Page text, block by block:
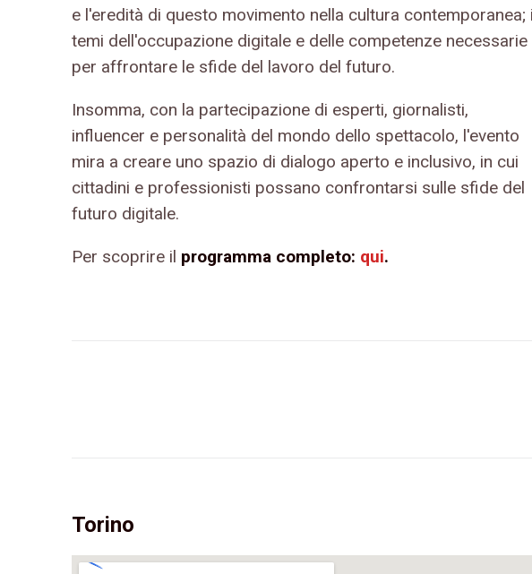
e l'eredità di questo movimento nella cultura contemporanea;
temi dell'occupazione digitale e delle competenze necessarie
per affrontare le sfide del lavoro del futuro.
Insomma, con la partecipazione di esperti, giornalisti,
influencer e personalità del mondo dello spettacolo, l'evento
mira a creare uno spazio di dialogo aperto e inclusivo, in cui
cittadini e professionisti possano confrontarsi sulle sfide del
futuro digitale.
Per scoprire il programma completo: qui.
Torino